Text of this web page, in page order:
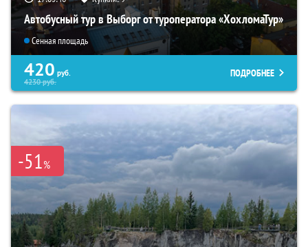
Автобусный тур в Выборг от туроператора «ХохломаТур»
Сенная площадь
420 руб.
4230руб.
ПОДРОБНЕЕ
-51%